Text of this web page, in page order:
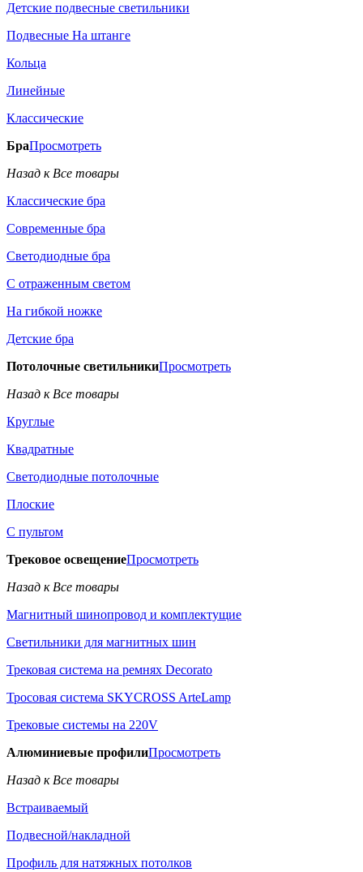
Детские подвесные светильники
Подвесные На штанге
Кольца
Линейные
Классические
БраПросмотреть
Назад к Все товары
Классические бра
Современные бра
Светодиодные бра
С отраженным светом
На гибкой ножке
Детские бра
Потолочные светильникиПросмотреть
Назад к Все товары
Круглые
Квадратные
Светодиодные потолочные
Плоские
С пультом
Трековое освещениеПросмотреть
Назад к Все товары
Магнитный шинопровод и комплектущие
Светильники для магнитных шин
Трековая система на ремнях Decorato
Тросовая система SKYCROSS ArteLamp
Трековые системы на 220V
Алюминиевые профилиПросмотреть
Назад к Все товары
Встраиваемый
Подвесной/накладной
Профиль для натяжных потолков